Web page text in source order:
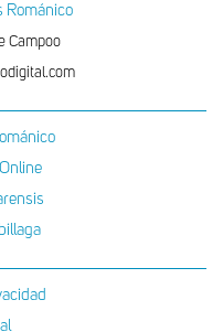
Románico
Campoo